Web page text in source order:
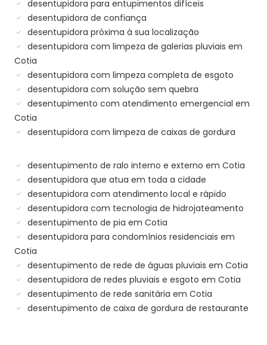
desentupidora para entupimentos difíceis
desentupidora de confiança
desentupidora próxima à sua localização
desentupidora com limpeza de galerias pluviais em
Cotia
desentupidora com limpeza completa de esgoto
desentupidora com solução sem quebra
desentupimento com atendimento emergencial em
Cotia
desentupidora com limpeza de caixas de gordura
desentupimento de ralo interno e externo em Cotia
desentupidora que atua em toda a cidade
desentupidora com atendimento local e rápido
desentupidora com tecnologia de hidrojateamento
desentupimento de pia em Cotia
desentupidora para condomínios residenciais em
Cotia
desentupimento de rede de águas pluviais em Cotia
desentupidora de redes pluviais e esgoto em Cotia
desentupimento de rede sanitária em Cotia
desentupimento de caixa de gordura de restaurante